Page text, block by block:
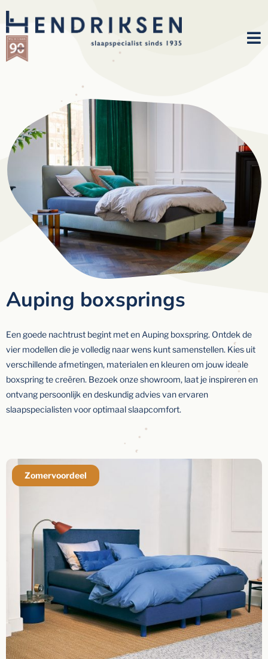
Auping boxsprings
Een goede nachtrust begint met en Auping boxspring. Ontdek de
vier modellen die je volledig naar wens kunt samenstellen. Kies uit
verschillende afmetingen, materialen en kleuren om jouw ideale
boxspring te creëren. Bezoek onze showroom, laat je inspireren en
ontvang persoonlijk en deskundig advies van ervaren
slaapspecialisten voor optimaal slaapcomfort.
Zomervoordeel